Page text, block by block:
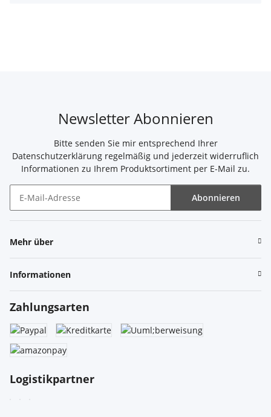
Newsletter Abonnieren
Bitte senden Sie mir entsprechend Ihrer
Datenschutzerklärung regelmäßig und jederzeit widerruflich
Informationen zu Ihrem Produktsortiment per E-Mail zu.
Abonnieren
Mehr über
Informationen
Zahlungsarten
Logistikpartner